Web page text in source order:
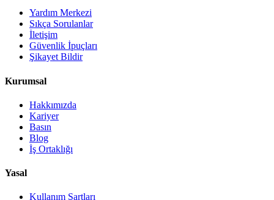
Yardım Merkezi
Sıkça Sorulanlar
İletişim
Güvenlik İpuçları
Şikayet Bildir
Kurumsal
Hakkımızda
Kariyer
Basın
Blog
İş Ortaklığı
Yasal
Kullanım Şartları